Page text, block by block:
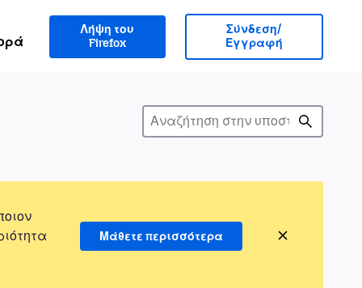
Λήψη του
Firefox
Σύνδεση/
Εγγραφή
Μάθετε περισσότερα